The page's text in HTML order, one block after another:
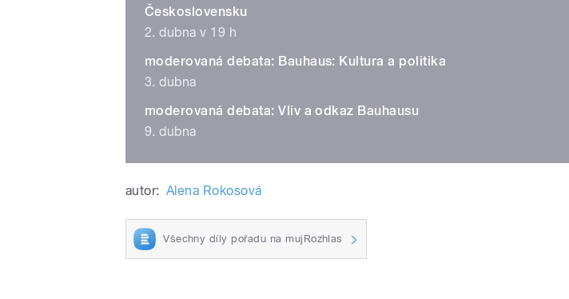
Československu
2. dubna v 19 h
moderovaná debata: Bauhaus: Kultura a politika
3. dubna
moderovaná debata: Vliv a odkaz Bauhausu
9. dubna
autor: Alena Rokosová
Všechny díly pořadu na mujRozhlas